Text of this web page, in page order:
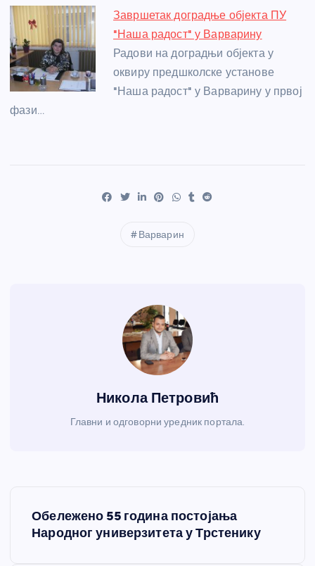
Завршетак доградње објекта ПУ
"Наша радост" у Варварину
Радови на доградњи објекта у
оквиру предшколске установе
"Наша радост" у Варварину у првој
фази…
Варварин
Никола Петровић
Главни и одговорни уредник портала.
Обележено 55 година постојања
Народног универзитета у Трстенику